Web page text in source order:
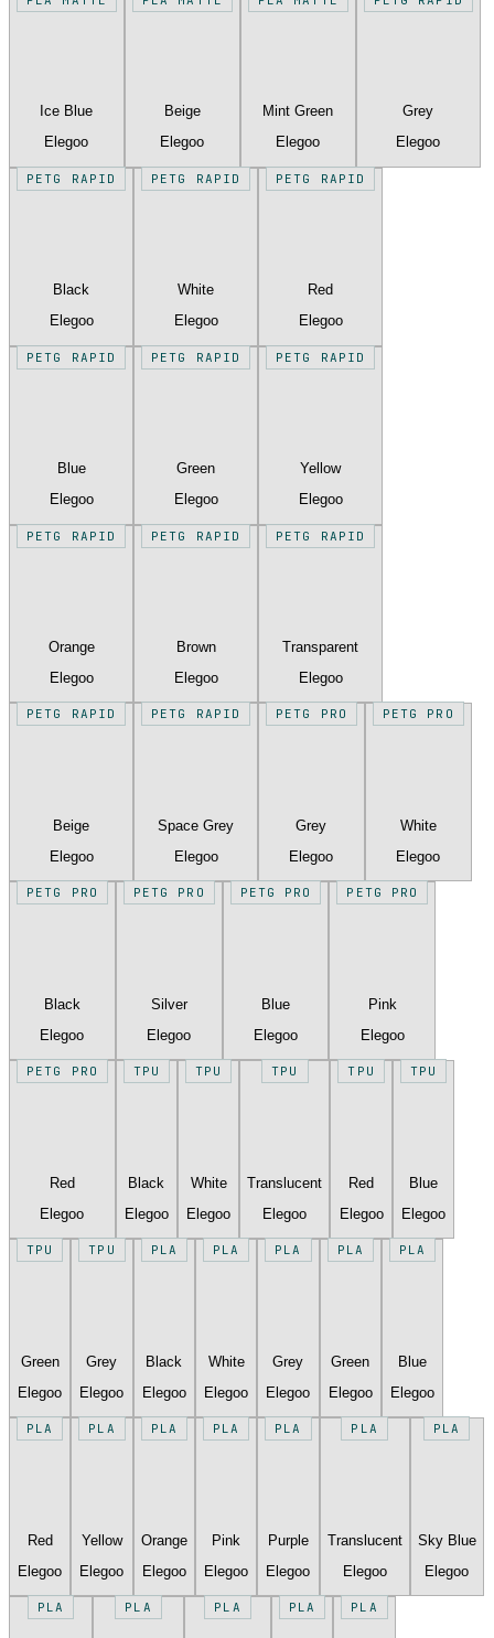
Ice Blue
Elegoo
Beige
Elegoo
Mint Green
Elegoo
Grey
Elegoo
PETG RAPID
Black
Elegoo
PETG RAPID
White
Elegoo
PETG RAPID
Red
Elegoo
PETG RAPID
Blue
Elegoo
PETG RAPID
Green
Elegoo
PETG RAPID
Yellow
Elegoo
PETG RAPID
Orange
Elegoo
PETG RAPID
Brown
Elegoo
PETG RAPID
Transparent
Elegoo
PETG RAPID
Beige
Elegoo
PETG RAPID
Space Grey
Elegoo
PETG PRO
Grey
Elegoo
PETG PRO
White
Elegoo
PETG PRO
Black
Elegoo
PETG PRO
Silver
Elegoo
PETG PRO
Blue
Elegoo
PETG PRO
Pink
Elegoo
PETG PRO
Red
Elegoo
TPU
Black
Elegoo
TPU
White
Elegoo
TPU
Translucent
Elegoo
TPU
Red
Elegoo
TPU
Blue
Elegoo
TPU
Green
Elegoo
TPU
Grey
Elegoo
PLA
Black
Elegoo
PLA
White
Elegoo
PLA
Grey
Elegoo
PLA
Green
Elegoo
PLA
Blue
Elegoo
PLA
Red
Elegoo
PLA
Yellow
Elegoo
PLA
Orange
Elegoo
PLA
Pink
Elegoo
PLA
Purple
Elegoo
PLA
Translucent
Elegoo
PLA
Sky Blue
Elegoo
PLA PLA PLA PLA PLA